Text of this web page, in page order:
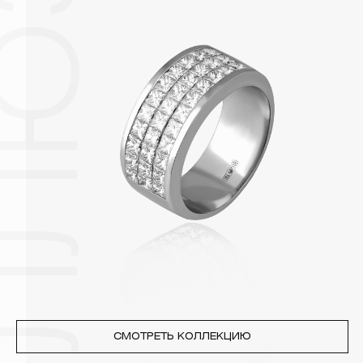
2. Храните ювелирные украшения в футлярах или
специальных мешочках. Так будет меньше шансов
повредить украшение или оставить на нем царапины.
Изделия с бриллиантами необходимо хранить отдельно от
3. Ни в коем случае не храните украшения в ванной комнате.
Особенно беречь от воздействия влаги, необходимо
позолоченные изделия. Также высокую влажность плохо
переносят жемчуг, бирюза, малахит и янтарь.
4. Специалисты обычно рекомендуют чистить украшения не
реже одного раза в месяц, а также регулярно протирать их
СМОТРЕТЬ КОЛЛЕКЦИЮ